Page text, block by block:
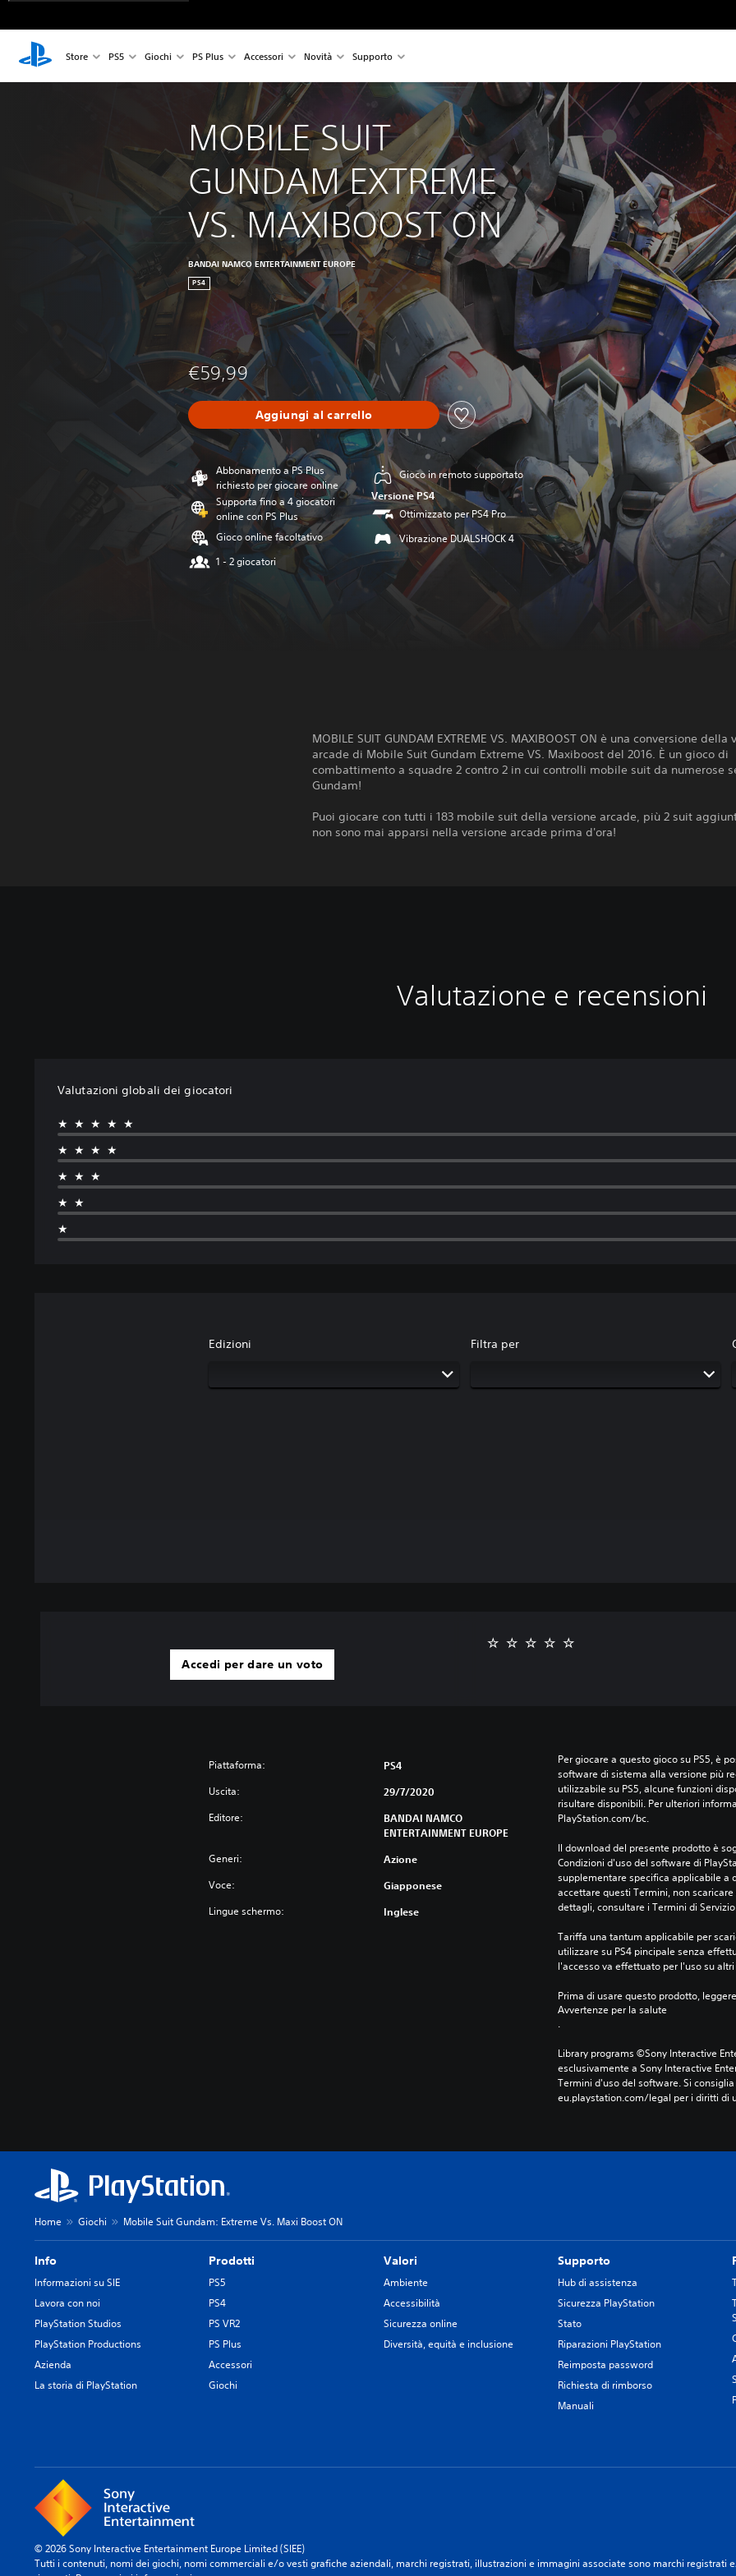
Store PS5 Giochi PS Plus Accessori Novità Supporto
MOBILE SUIT
GUNDAM EXTREME
VS. MAXIBOOST ON
BANDAI NAMCO ENTERTAINMENT EUROPE
PS4
€59,99
Aggiungi al carrello
Abbonamento a PS Plus
richiesto per giocare online
Supporta fino a 4 giocatori
online con PS Plus
Gioco online facoltativo
1 - 2 giocatori
Gioco in remoto supportato
Versione PS4
Ottimizzato per PS4 Pro
Vibrazione DUALSHOCK 4
MOBILE SUIT GUNDAM EXTREME VS. MAXIBOOST ON è una conversione della
arcade di Mobile Suit Gundam Extreme VS. Maxiboost del 2016. È un gioco di
combattimento a squadre 2 contro 2 in cui controlli mobile suit da numerose
Gundam!
Puoi giocare con tutti i 183 mobile suit della versione arcade, più 2 suit
non sono mai apparsi nella versione arcade prima d'ora!
Valutazione e recensioni
Valutazioni globali dei giocatori
★★★★★
★★★★
★★★
★★
★
Edizioni Filtra per
Accedi per dare un voto
Piattaforma: PS4
Uscita: 29/7/2020
Editore:
BANDAI NAMCO
ENTERTAINMENT EUROPE
Generi: Azione
Voce: Giapponese
Lingue schermo: Inglese
Per giocare a questo gioco su PS5, è
software di sistema alla versione più
utilizzabile su PS5, alcune funzioni
risultare disponibili. Per ulteriori
PlayStation.com/bc.
Il download del presente prodotto è
Condizioni d'uso del software di
supplementare specifica applicabile a
accettare questi Termini, non
dettagli, consultare i Termini di
Tariffa una tantum applicabile per
utilizzare su PS4 pincipale senza
l'accesso va effettuato per l'uso su altri
Prima di usare questo prodotto,
Avvertenze per la salute
.
Library programs ©Sony Interactive
esclusivamente a Sony Interactive
Termini d'uso del software. Si
eu.playstation.com/legal per i diritti di
Home Giochi Mobile Suit Gundam: Extreme Vs. Maxi Boost ON
Info
Informazioni su SIE
Lavora con noi
PlayStation Studios
PlayStation Productions
Azienda
La storia di PlayStation
Prodotti
PS5
PS4
PS VR2
PS Plus
Accessori
Giochi
Valori
Ambiente
Accessibilità
Sicurezza online
Diversità, equità e inclusione
Supporto
Hub di assistenza
Sicurezza PlayStation
Stato
Riparazioni PlayStation
Reimposta password
Richiesta di rimborso
Manuali
© 2026 Sony Interactive Entertainment Europe Limited (SIEE)
Tutti i contenuti, nomi dei giochi, nomi commerciali e/o vesti grafiche aziendali, marchi registrati, illustrazioni e immagini associate sono marchi